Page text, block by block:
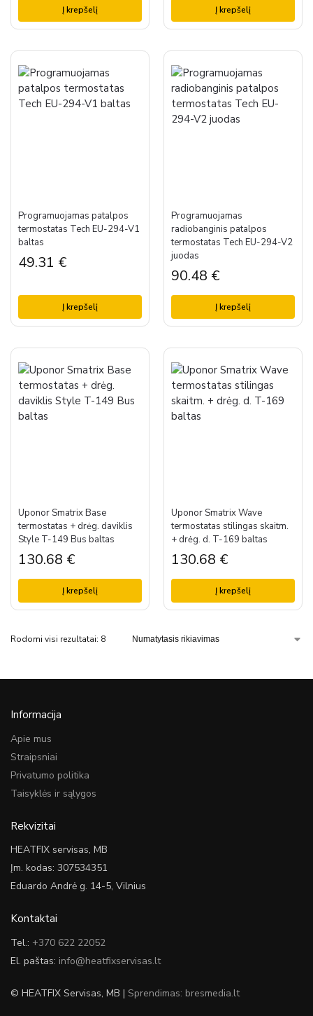
Į krepšelį Į krepšelį
Programuojamas patalpos
termostatas Tech EU-294-V1
baltas
49.31 €
Į krepšelį
Programuojamas
radiobanginis patalpos
termostatas Tech EU-294-V2
juodas
90.48 €
Į krepšelį
Uponor Smatrix Base
termostatas + drėg. daviklis
Style T-149 Bus baltas
130.68 €
Į krepšelį
Uponor Smatrix Wave
termostatas stilingas skaitm.
+ drėg. d. T-169 baltas
130.68 €
Į krepšelį
Rodomi visi rezultatai: 8
Informacija
Apie mus
Straipsniai
Privatumo politika
Taisyklės ir sąlygos
Rekvizitai
HEATFIX servisas, MB
Įm. kodas: 307534351
Eduardo Andrė g. 14-5, Vilnius
Kontaktai
Tel.: +370 622 22052
El. paštas: info@heatfixservisas.lt
© HEATFIX Servisas, MB | Sprendimas: bresmedia.lt